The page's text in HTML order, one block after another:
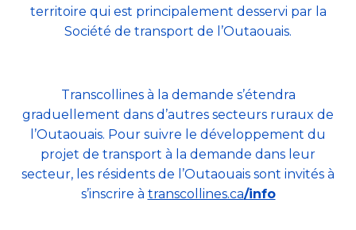
territoire qui est principalement desservi par la
Société de transport de l’Outaouais.
Transcollines à la demande s’étendra
graduellement dans d’autres secteurs ruraux de
l’Outaouais. Pour suivre le développement du
projet de transport à la demande dans leur
secteur, les résidents de l’Outaouais sont invités à
s’inscrire à transcollines.ca/info